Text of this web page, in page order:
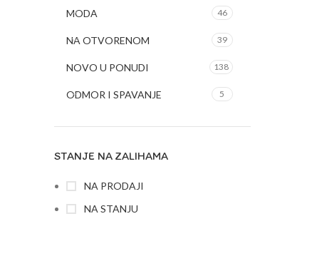
MODA 46
NA OTVORENOM 39
NOVO U PONUDI 138
ODMOR I SPAVANJE 5
STANJE NA ZALIHAMA
NA PRODAJI
NA STANJU